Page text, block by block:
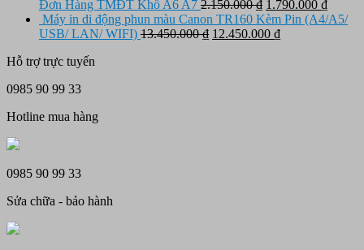
10.950.000 ₫.
là:
12.500.000 ₫.
tại
là:
11.450.000 ₫.
Đơn Hàng TMĐT Khổ A6 A7 2.150.000₫ Giá
gốc
là:
1.790.000 ₫Giá
hiện
Máy in di động phun màu Canon TR160 Kèm Pin (A4/A5/
USB/ LAN/ WIFI) 13.450.000₫ Giá
12.450.000 ₫Giá
Hỗ trợ trực tuyến
0985 90 99 33
Hotline mua hàng
0985 90 99 33
Sửa chữa - bảo hành